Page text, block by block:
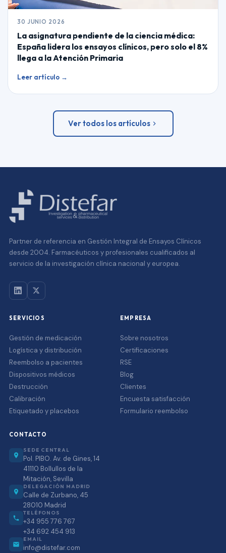
30 JUNIO 2026
La asignatura pendiente de la ciencia médica:
España lidera los ensayos clínicos, pero solo el 8%
llega a la Atención Primaria
Leer artículo →
Ver todos los artículos
Partner de referencia en Gestión Integral de Ensayos Clínicos
desde 2004. Farmacéuticos y profesionales cualificados al
servicio de la investigación clínica nacional y europea.
SERVICIOS
Gestión de medicación
Logística y distribución
Reembolso a pacientes
Dispositivos médicos
Destrucción
Calibración
Etiquetado y placebos
EMPRESA
Sobre nosotros
Certificaciones
RSE
Blog
Clientes
Encuesta satisfacción
Formulario reembolso
CONTACTO
SEDE CENTRAL
Pol. PIBO. Av. de Gines, 14
41110 Bollullos de la
Mitación, Sevilla
DELEGACIÓN MADRID
Calle de Zurbano, 45
28010 Madrid
TELÉFONOS
+34 955 776 767
+34 692 454 913
EMAIL
info@distefar.com